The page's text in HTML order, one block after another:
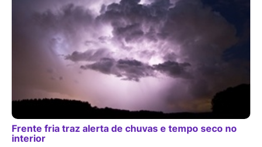
Frente fria traz alerta de chuvas e tempo seco no
interior